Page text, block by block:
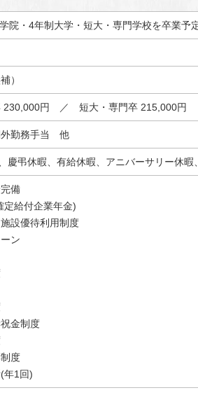
院・4年制大学・短大・専門学校を卒業予
）
230,000円 ／ 短大・専門卒 215,000円
外勤務手当 他
慶弔休暇、有給休暇、アニバーサリー休暇
備
定給付企業年金)
設優待利用制度
ン
金制度
度
年1回)